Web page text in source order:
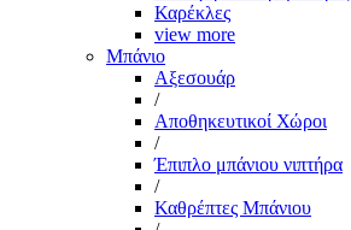
Καρέκλες
view more
Μπάνιο
Αξεσουάρ
/
Αποθηκευτικοί Χώροι
/
Έπιπλο μπάνιου νιπτήρα
/
Καθρέπτες Μπάνιου